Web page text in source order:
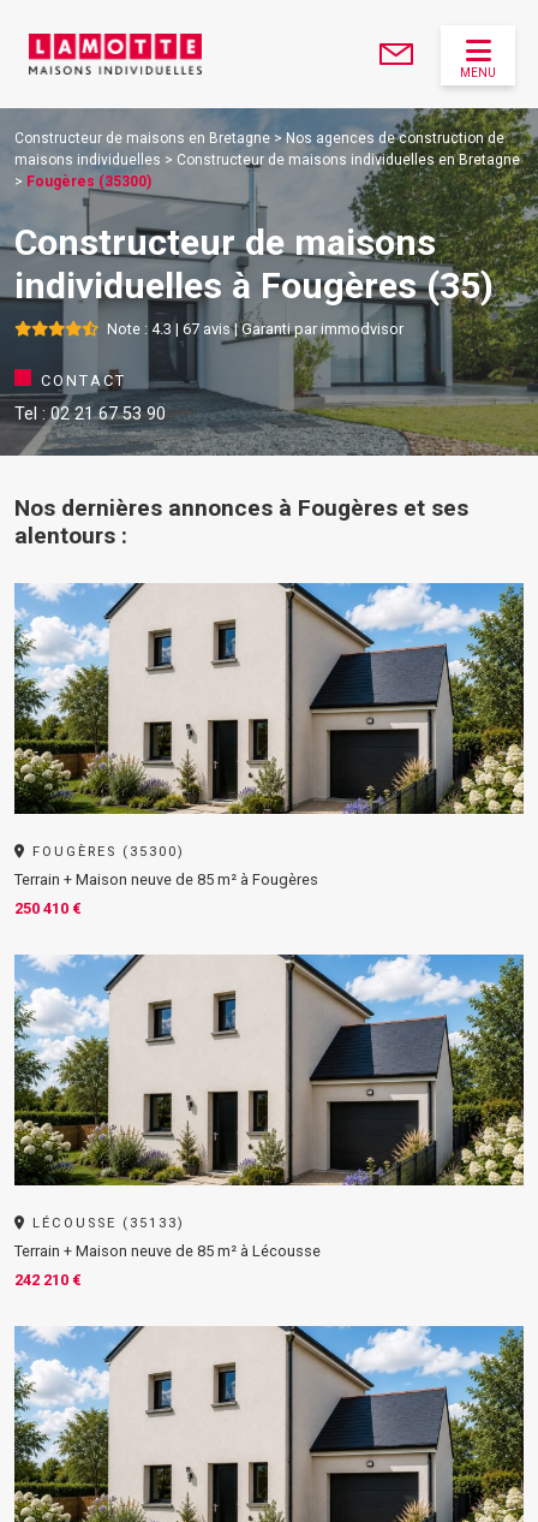
MENU
Constructeur de maisons en Bretagne >Nos agences de construction de
maisons individuelles > Constructeur de maisons individuelles en Bretagne
> Fougères (35300)
Constructeur de maisons
individuelles à Fougères (35)
Note : 4.3 | 67 avis | Garanti par immodvisor
CONTACT
Tel : 02 21 67 53 90
Nos dernières annonces à Fougères et ses
alentours :
FOUGÈRES (35300)
Terrain + Maison neuve de 85 m² à Fougères
250 410 €
LÉCOUSSE (35133)
Terrain + Maison neuve de 85 m² à Lécousse
242 210 €